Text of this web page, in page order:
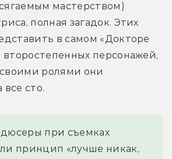
мастерством)
полная загадок. Этих
в самом «Докторе
второстепенных персонажей,
своими ролями они
все сто.
при съемках
принцип «лучше никак,